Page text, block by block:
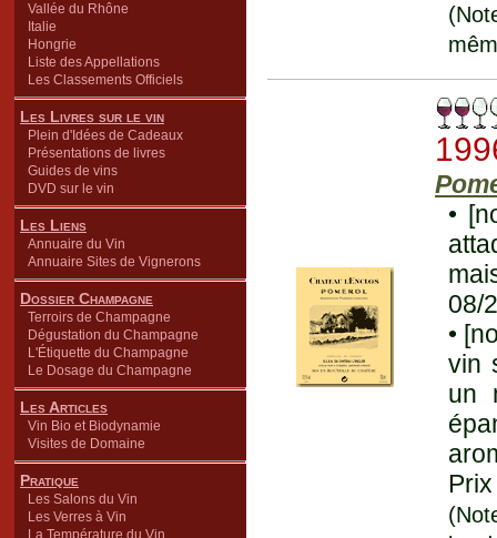
Vallée du Rhône
Italie
Hongrie
Liste des Appellations
Les Classements Officiels
Les Livres sur le vin
Plein d'Idées de Cadeaux
Présentations de livres
Guides de vins
DVD sur le vin
Les Liens
Annuaire du Vin
Annuaire Sites de Vignerons
Dossier Champagne
Terroirs de Champagne
Dégustation du Champagne
L'Étiquette du Champagne
Le Dosage du Champagne
Les Articles
Vin Bio et Biodynamie
Visites de Domaine
Pratique
Les Salons du Vin
Les Verres à Vin
La Température du Vin
•
08/
•
vin
un